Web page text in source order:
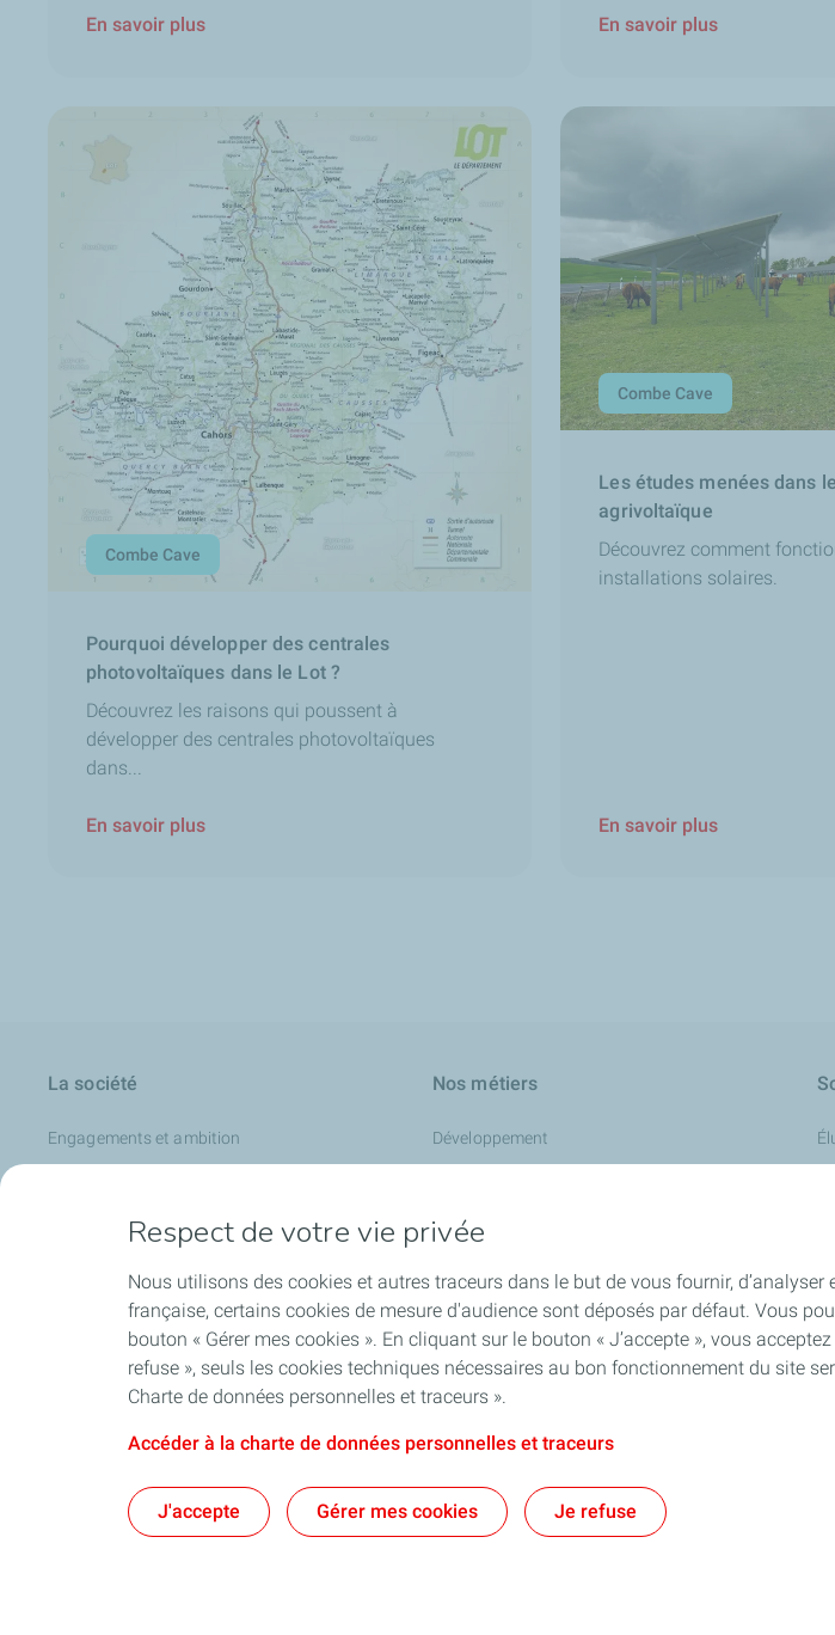
En savoir plus En savoir plus
Combe Cave
Pourquoi développer des centrales
photovoltaïques dans le Lot ?
Découvrez les raisons qui poussent à
développer des centrales photovoltaïques
dans...
En savoir plus
Combe Cave
Les études menées dans
agrivoltaïque
Découvrez comment
installations solaires.
En savoir plus
La société
Engagements et ambition
Nos métiers
Développement
Exploitation et Maintenance
Nos actualités
Communiqués de presse
Médiathèque
Respect de votre vie privée
Nous utilisons des cookies et autres traceurs dans le but de vous fournir,
française, certains cookies de mesure d'audience sont déposés par défaut. Vous
bouton « Gérer mes cookies ». En cliquant sur le bouton « J’accepte », vous
refuse », seuls les cookies techniques nécessaires au bon fonctionnement du site
Charte de données personnelles et traceurs ».
Accéder à la charte de données personnelles et traceurs
J'accepte Gérer mes cookies Je refuse